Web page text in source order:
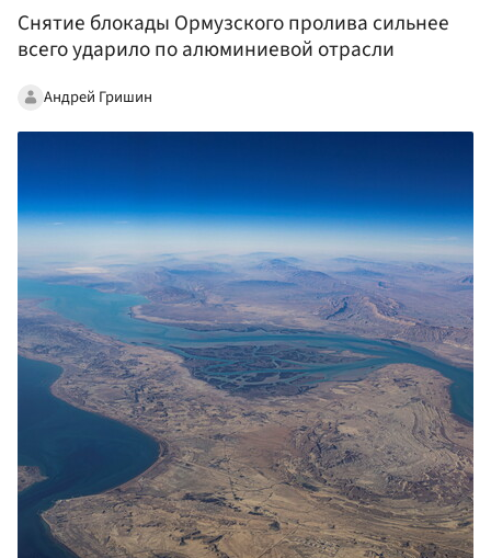
Снятие блокады Ормузского пролива сильнее
всего ударило по алюминиевой отрасли
Андрей Гришин